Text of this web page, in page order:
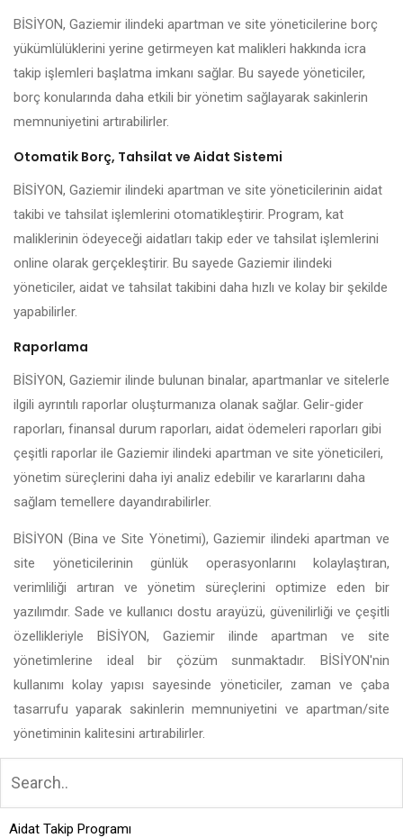
BİSİYON, Gaziemir ilindeki apartman ve site yöneticilerine borç
yükümlülüklerini yerine getirmeyen kat malikleri hakkında icra
takip işlemleri başlatma imkanı sağlar. Bu sayede yöneticiler,
borç konularında daha etkili bir yönetim sağlayarak sakinlerin
memnuniyetini artırabilirler.
Otomatik Borç, Tahsilat ve Aidat Sistemi
BİSİYON, Gaziemir ilindeki apartman ve site yöneticilerinin aidat
takibi ve tahsilat işlemlerini otomatikleştirir. Program, kat
maliklerinin ödeyeceği aidatları takip eder ve tahsilat işlemlerini
online olarak gerçekleştirir. Bu sayede Gaziemir ilindeki
yöneticiler, aidat ve tahsilat takibini daha hızlı ve kolay bir şekilde
yapabilirler.
Raporlama
BİSİYON, Gaziemir ilinde bulunan binalar, apartmanlar ve sitelerle
ilgili ayrıntılı raporlar oluşturmanıza olanak sağlar. Gelir-gider
raporları, finansal durum raporları, aidat ödemeleri raporları gibi
çeşitli raporlar ile Gaziemir ilindeki apartman ve site yöneticileri,
yönetim süreçlerini daha iyi analiz edebilir ve kararlarını daha
sağlam temellere dayandırabilirler.
BİSİYON (Bina ve Site Yönetimi), Gaziemir ilindeki apartman ve
site yöneticilerinin günlük operasyonlarını kolaylaştıran,
verimliliği artıran ve yönetim süreçlerini optimize eden bir
yazılımdır. Sade ve kullanıcı dostu arayüzü, güvenilirliği ve çeşitli
özellikleriyle BİSİYON, Gaziemir ilinde apartman ve site
yönetimlerine ideal bir çözüm sunmaktadır. BİSİYON'nin
kullanımı kolay yapısı sayesinde yöneticiler, zaman ve çaba
tasarrufu yaparak sakinlerin memnuniyetini ve apartman/site
yönetiminin kalitesini artırabilirler.
Aidat Takip Programı